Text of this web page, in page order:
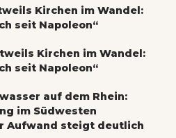
Kirchen im Wandel:
seit Napoleon“
Kirchen im Wandel:
seit Napoleon“
auf dem Rhein:
im Südwesten
Aufwand steigt deutlich